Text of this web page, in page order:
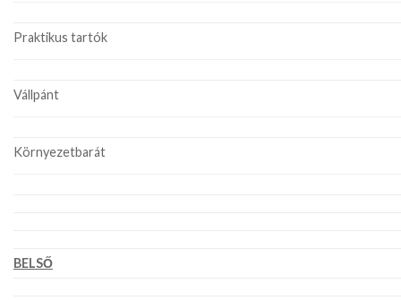
Praktikus tartók
Vállpánt
Környezetbarát
BELSŐ